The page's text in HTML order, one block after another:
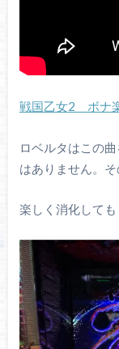
戦国乙女2 ボナ
ロベルタはこの
はありません。そ
楽しく消化しても